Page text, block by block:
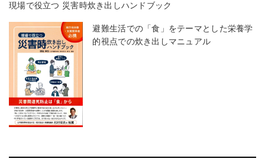
現場で役立つ 災害時炊き出しハンドブック
避難生活での「食」をテーマとした栄養学
的視点での炊き出しマニュアル